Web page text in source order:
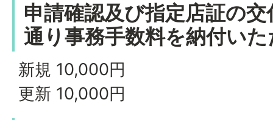
申請確認及び指定店証の
通り事務手数料を納付い
新規 10,000円
更新 10,000円